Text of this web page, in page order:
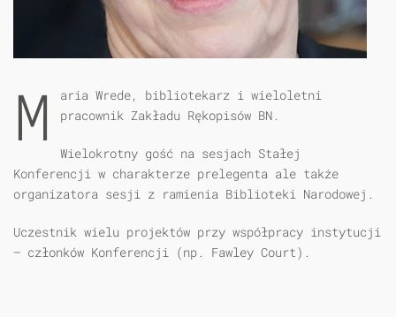
M
aria Wrede, bibliotekarz i wieloletni
pracownik Zakładu Rękopisów BN.
Wielokrotny gość na sesjach Stałej
Konferencji w charakterze prelegenta ale także
organizatora sesji z ramienia Biblioteki Narodowej.
Uczestnik wielu projektów przy współpracy instytucji
– członków Konferencji (np. Fawley Court).